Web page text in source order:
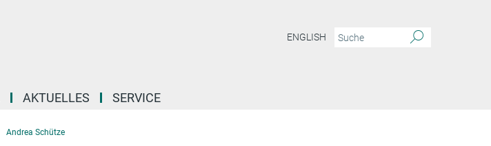
ENGLISH
AKTUELLES SERVICE
Andrea Schütze